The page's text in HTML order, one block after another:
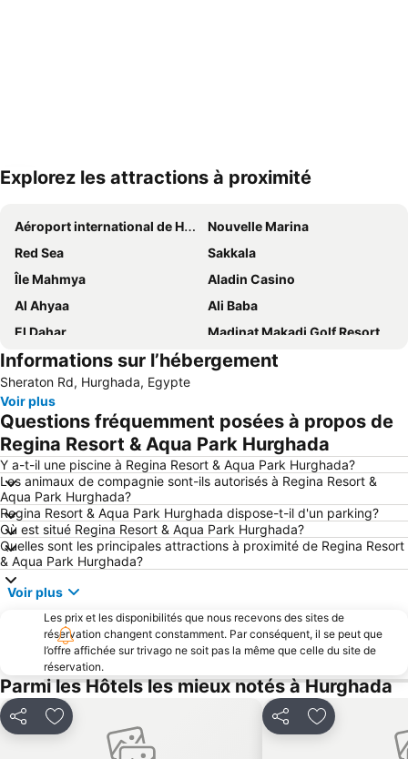
Explorez les attractions à proximité
Aéroport international de Hurghada
Nouvelle Marina
Red Sea
Sakkala
Île Mahmya
Aladin Casino
Al Ahyaa
Ali Baba
El Dahar
Madinat Makadi Golf Resort
Club de Golf et Country Club les Cascades
Hard Rock Café Hurghada
Bordiehns
Papas Beach Club
Sea Horse Stable Sahl Hasheesh
El Kawthar
Informations sur l’hébergement
Sheraton Rd, Hurghada, Egypte
Voir plus
Questions fréquemment posées à propos de
Regina Resort & Aqua Park Hurghada
Y a-t-il une piscine à Regina Resort & Aqua Park Hurghada?
Les animaux de compagnie sont-ils autorisés à Regina Resort &
Aqua Park Hurghada?
Regina Resort & Aqua Park Hurghada dispose-t-il d'un parking?
Où est situé Regina Resort & Aqua Park Hurghada?
Quelles sont les principales attractions à proximité de Regina Resort
& Aqua Park Hurghada?
Voir plus
Les prix et les disponibilités que nous recevons des sites de
réservation changent constamment. Par conséquent, il se peut que
l’offre affichée sur trivago ne soit pas la même que celle du site de
réservation.
Parmi les Hôtels les mieux notés à Hurghada
PartagerAjouter à mes favoris PartagerAjouter à